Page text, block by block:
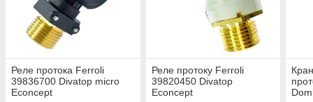
Реле протока Ferroli
39836700 Divatop micro
Econcept
Реле протоку Ferroli
39820450 Divatop
Econcept